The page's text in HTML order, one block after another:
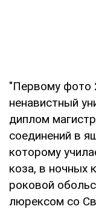
"Первому фото
ненавистный
диплом
соединений в
которому
коза, в ночных
роковой
люрексом со